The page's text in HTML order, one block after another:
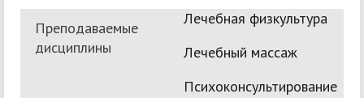
Преподаваемые
дисциплины
Лечебная физкультура
Лечебный массаж
Психоконсультирование